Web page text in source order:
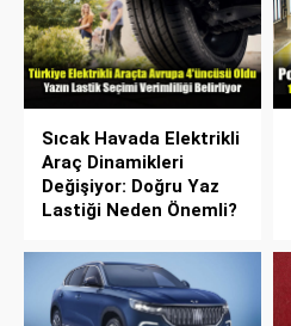
Sıcak Havada Elektrikli
Araç Dinamikleri
Değişiyor: Doğru Yaz
Lastiği Neden Önemli?